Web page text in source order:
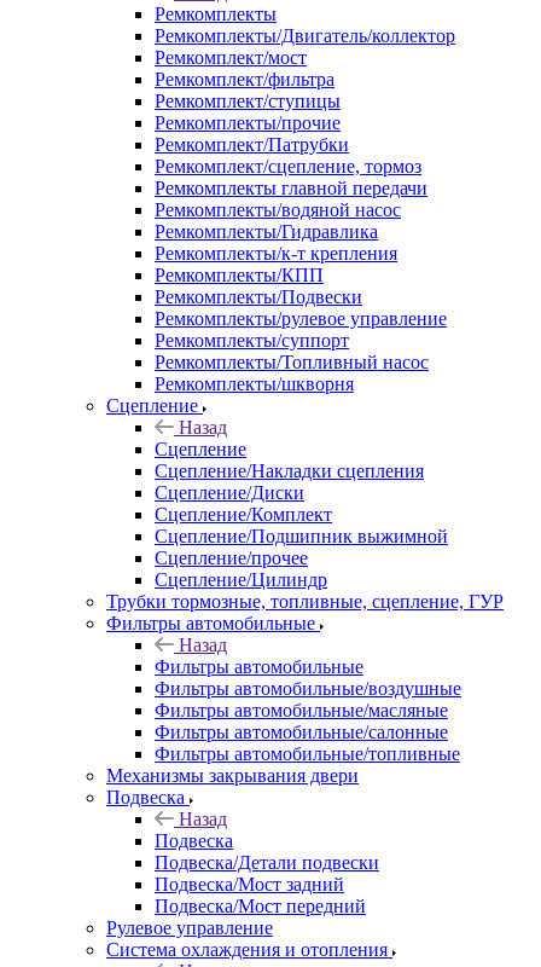
Ремкомплекты
Ремкомплекты/Двигатель/коллектор
Ремкомплект/мост
Ремкомплект/фильтра
Ремкомплект/ступицы
Ремкомплекты/прочие
Ремкомплект/Патрубки
Ремкомплект/сцепление, тормоз
Ремкомплекты главной передачи
Ремкомплекты/водяной насос
Ремкомплекты/Гидравлика
Ремкомплекты/к-т крепления
Ремкомплекты/КПП
Ремкомплекты/Подвески
Ремкомплекты/рулевое управление
Ремкомплекты/суппорт
Ремкомплекты/Топливный насос
Ремкомплекты/шкворня
Сцепление
Назад
Сцепление
Сцепление/Накладки сцепления
Сцепление/Диски
Сцепление/Комплект
Сцепление/Подшипник выжимной
Сцепление/прочее
Сцепление/Цилиндр
Трубки тормозные, топливные, сцепление, ГУР
Фильтры автомобильные
Назад
Фильтры автомобильные
Фильтры автомобильные/воздушные
Фильтры автомобильные/масляные
Фильтры автомобильные/салонные
Фильтры автомобильные/топливные
Механизмы закрывания двери
Подвеска
Назад
Подвеска
Подвеска/Детали подвески
Подвеска/Мост задний
Подвеска/Мост передний
Рулевое управление
Система охлаждения и отопления